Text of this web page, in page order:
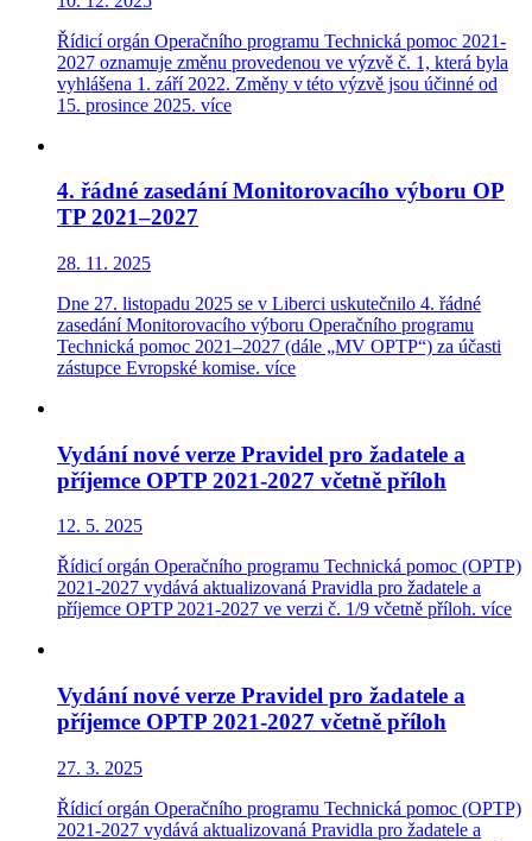
Řídicí orgán Operačního programu Technická pomoc 2021-
2027 oznamuje změnu provedenou ve výzvě č. 1, která byla
vyhlášena 1. září 2022. Změny v této výzvě jsou účinné od
15. prosince 2025. více
4. řádné zasedání Monitorovacího výboru OP
TP 2021–2027
28. 11. 2025
Dne 27. listopadu 2025 se v Liberci uskutečnilo 4. řádné
zasedání Monitorovacího výboru Operačního programu
Technická pomoc 2021–2027 (dále „MV OPTP“) za účasti
zástupce Evropské komise. více
Vydání nové verze Pravidel pro žadatele a
příjemce OPTP 2021-2027 včetně příloh
12. 5. 2025
Řídicí orgán Operačního programu Technická pomoc (OPTP)
2021-2027 vydává aktualizovaná Pravidla pro žadatele a
příjemce OPTP 2021-2027 ve verzi č. 1/9 včetně příloh. více
Vydání nové verze Pravidel pro žadatele a
příjemce OPTP 2021-2027 včetně příloh
27. 3. 2025
Řídicí orgán Operačního programu Technická pomoc (OPTP)
2021-2027 vydává aktualizovaná Pravidla pro žadatele a